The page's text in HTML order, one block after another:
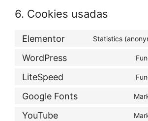
6. Cookies usadas
Elementor Statistics
WordPress
LiteSpeed
Google Fonts
YouTube